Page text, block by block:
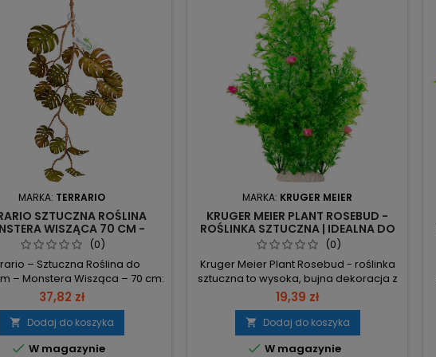
MARKA: TERRARIO
SZTUCZNA ROŚLINA
WISZĄCA 70 CM -
DEKORACJA DO TERRARIUM
(0)
– Sztuczna Roślina do
– Monstera Wisząca – 70 cm:
dekoracja inspirowana
monstery, łatwa w montażu i
dla zwierząt. Maksymalne
50×7×70 cm – precyzyjne
ułatwiają dopasowanie w
37,82 zł
 Dodaj do koszyka
 W magazynie
MARKA: KRUGER MEIER
KRUGER MEIER PLANT ROSEBUD -
ROŚLINKA SZTUCZNA | IDEALNA DO
AKWARIUM(0)
Kruger Meier Plant Rosebud - roślinka
sztuczna to wysoka, bujna dekoracja z
długimi, elastycznymi łodygami,
gotowa do użycia i odporna na wilgoć
oraz wysokie temperatury. Miliony
drobnych, jasnozielonych igiełek w
zwartych kępach – gęsta struktura
19,39 zł
 Dodaj do koszyka
 W magazynie